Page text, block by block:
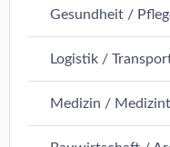
Gesundheit /
Logistik /
Medizin /